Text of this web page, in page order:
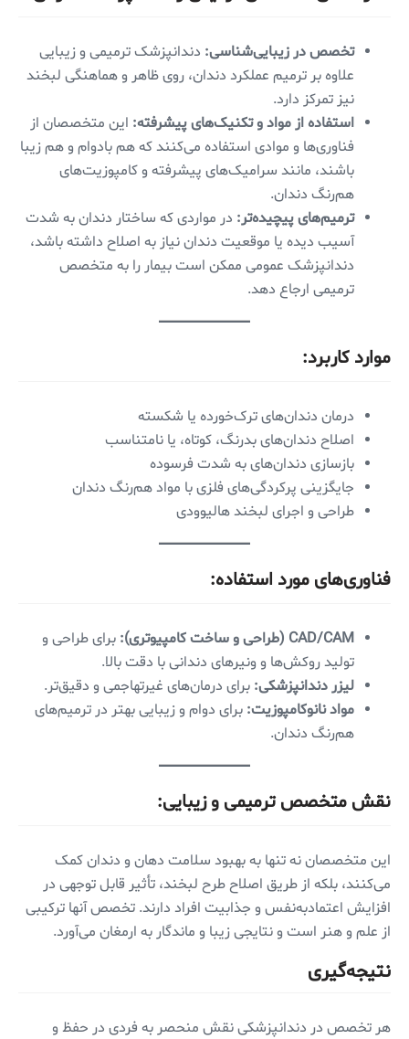
تخصص در زیبایی‌شناسی: دندانپزشک ترمیمی و زیبایی
علاوه بر ترمیم عملکرد دندان، روی ظاهر و هماهنگی لبخند
نیز تمرکز دارد.
استفاده از مواد و تکنیک‌های پیشرفته: این متخصصان از
فناوری‌ها و موادی استفاده می‌کنند که هم بادوام و هم زیبا
باشند، مانند سرامیک‌های پیشرفته و کامپوزیت‌های
هم‌رنگ دندان.
ترمیم‌های پیچیده‌تر: در مواردی که ساختار دندان به شدت
آسیب دیده یا موقعیت دندان نیاز به اصلاح داشته باشد،
دندانپزشک عمومی ممکن است بیمار را به متخصص
ترمیمی ارجاع دهد.
موارد کاربرد:
درمان دندان‌های ترک‌خورده یا شکسته
اصلاح دندان‌های بدرنگ، کوتاه، یا نامتناسب
بازسازی دندان‌های به شدت فرسوده
جایگزینی پرکردگی‌های فلزی با مواد هم‌رنگ دندان
طراحی و اجرای لبخند هالیوودی
فناوری‌های مورد استفاده:
CAD/CAM (طراحی و ساخت کامپیوتری):
برای طراحی و
تولید روکش‌ها و ونیرهای دندانی با دقت بالا.
لیزر دندانپزشکی: برای درمان‌های غیرتهاجمی و دقیق‌تر.
مواد نانوکامپوزیت: برای دوام و زیبایی بهتر در ترمیم‌های
هم‌رنگ دندان.
نقش متخصص ترمیمی و زیبایی:
این متخصصان نه تنها به بهبود سلامت دهان و دندان کمک
می‌کنند، بلکه از طریق اصلاح طرح لبخند، تأثیر قابل توجهی در
افزایش اعتمادبه‌نفس و جذابیت افراد دارند. تخصص آنها ترکیبی
از علم و هنر است و نتایجی زیبا و ماندگار به ارمغان می‌آورد.
نتیجه‌گیری
هر تخصص در دندانپزشکی نقش منحصر به فردی در حفظ و